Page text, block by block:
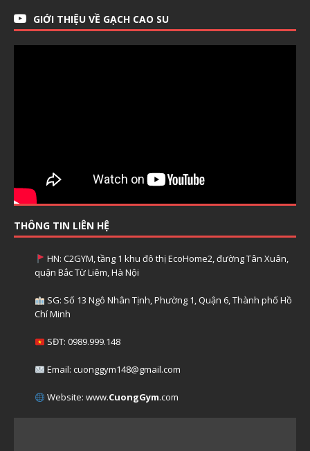
GIỚI THIỆU VỀ GẠCH CAO SU
THÔNG TIN LIÊN HỆ
HN: C2GYM, tầng 1 khu đô thị EcoHome2, đường Tân Xuân,
quận Bắc Từ Liêm, Hà Nội
SG: Số 13 Ngô Nhân Tịnh, Phường 1, Quận 6, Thành phố Hồ
Chí Minh
SĐT: 0989.999.148
Email: cuonggym148@gmail.com
Website: www.CuongGym.com